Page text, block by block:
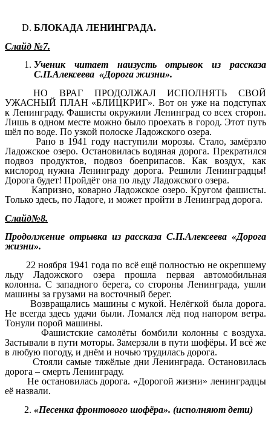
БЛОКАДА ЛЕНИНГРАДА.
Слайд №7.
Ученик читает наизусть отрывок из рассказа
С.П.Алексеева «Дорога жизни».
НО ВРАГ ПРОДОЛЖАЛ ИСПОЛНЯТЬ СВОЙ
УЖАСНЫЙ ПЛАН «БЛИЦКРИГ». Вот он уже на подступах
к Ленинграду. Фашисты окружили Ленинград со всех сторон.
Лишь в одном месте можно было проехать в город. Этот путь
шёл по воде. По узкой полоске Ладожского озера.
Рано в 1941 году наступили морозы. Стало, замёрзло
Ладожское озеро. Остановилась водяная дорога. Прекратился
подвоз продуктов, подвоз боеприпасов. Как воздух, как
кислород нужна Ленинграду дорога. Решили Ленинградцы!
Дорога будет! Пройдёт она по льду Ладожского озера.
Капризно, коварно Ладожское озеро. Кругом фашисты.
Только здесь, по Ладоге, и может пройти в Ленинград дорога.
Слайд№8.
Продолжение отрывка из рассказа С.П.Алексеева «Дорога
жизни».
22 ноября 1941 года по всё ещё полностью не окрепшему
льду Ладожского озера прошла первая автомобильная
колонна. С западного берега, со стороны Ленинграда, ушли
машины за грузами на восточный берег.
Возвращались машины с мукой. Нелёгкой была дорога.
Не всегда здесь удачи были. Ломался лёд под напором ветра.
Тонули порой машины.
Фашистские самолёты бомбили колонны с воздуха.
Застывали в пути моторы. Замерзали в пути шофёры. И всё же
в любую погоду, и днём и ночью трудилась дорога.
Стояли самые тяжёлые дни Ленинграда. Остановилась
дорога – смерть Ленинграду.
Не остановилась дорога. «Дорогой жизни» ленинградцы
её назвали.
«Песенка фронтового шофёра». (исполняют дети)